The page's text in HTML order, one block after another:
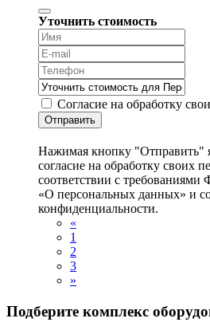
Уточнить стоимость
Согласие на обработку
Отправить
Нажимая кнопку "Отправить"
согласие на обработку своих
соответствии с
«О персональных данных» и
конфиденциальности.
«
1
2
3
»
Подберите комплекс